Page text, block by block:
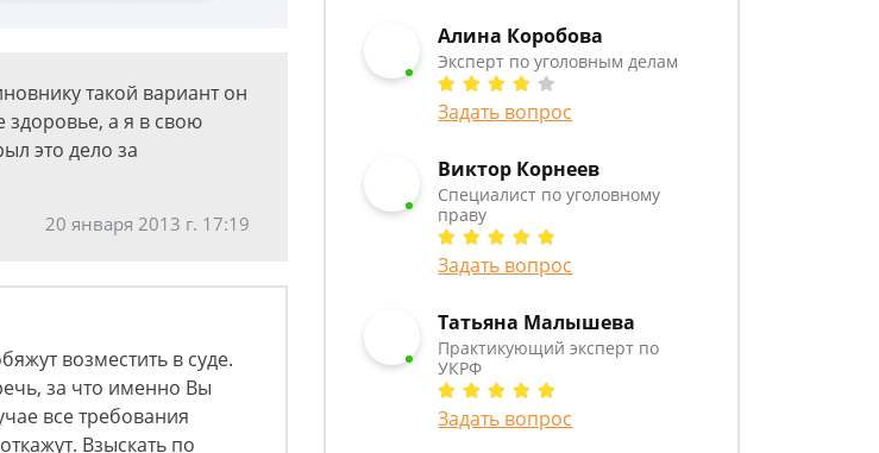
такой вариант он
здоровье, а я в свою
это дело за
20 января 2013 г. 17:19
возместить в суде.
за что именно Вы
все требования
Взыскать по
Алина Коробова
Эксперт по уголовным делам
Задать вопрос
Виктор Корнеев
Cпециалист по уголовному
праву
Задать вопрос
Татьяна Малышева
Практикующий эксперт по
УКРФ
Задать вопрос